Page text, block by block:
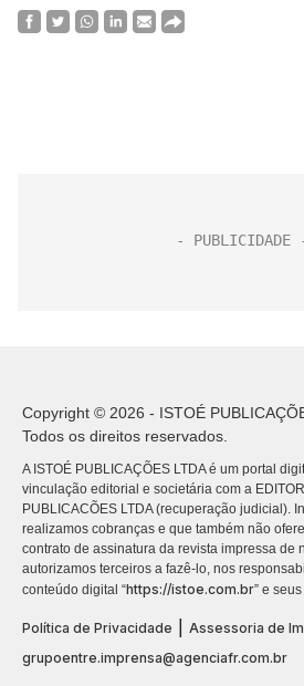
Copyright © 2026 - ISTOÉ
Todos os direitos reservados.
A ISTOÉ PUBLICAÇÕES LTDA é um portal
vinculação editorial e societária com a
PUBLICACÕES LTDA (recuperação judicial).
realizamos cobranças e que também não
contrato de assinatura da revista impressa de
autorizamos terceiros a fazê-lo, nos
conteúdo digital “https://istoe.com.br” e
Política de Privacidade
Assessoria de
grupoentre.imprensa@agenciafr.com.br